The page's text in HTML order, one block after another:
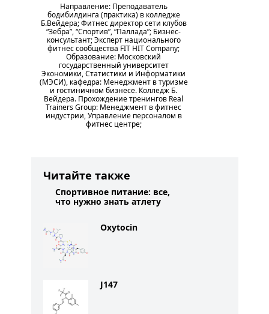
Направление: Преподаватель
бодибилдинга (практика) в колледже
Б.Вейдера; Фитнес директор сети клубов
“Зебра”, “Спортив”, “Паллада”; Бизнес-
консультант; Эксперт национального
фитнес сообщества FIT HIT Company;
Образование: Московский
государственный университет
Экономики, Статистики и Информатики
(МЭСИ), кафедра: Менеджмент в туризме
и гостиничном бизнесе. Колледж Б.
Вейдера. Прохождение тренингов Real
Trainers Group: Менеджмент в фитнес
индустрии, Управление персоналом в
фитнес центре;
Читайте также
Спортивное питание: все,
что нужно знать атлету
Oxytocin
J147